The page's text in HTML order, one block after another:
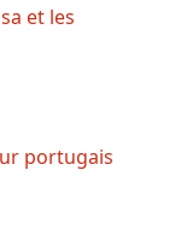
et les
portugais